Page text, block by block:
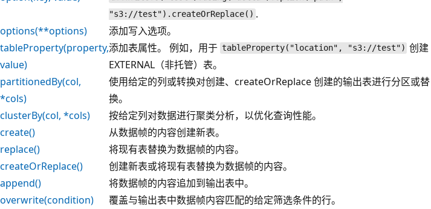
"s3://test").createOrReplace() .
options(**options)
添加写入选项。
tableProperty(property,
value)
添加表属性。 例如，用于 tableProperty("location", "s3://test") 创建
EXTERNAL（非托管）表。
partitionedBy(col,
*cols)
使用给定的列或转换对创建、createOrReplace 创建的输出表进行分区或替
换。
clusterBy(col, *cols)
按给定列对数据进行聚类分析，以优化查询性能。
create()
从数据帧的内容创建新表。
replace()
将现有表替换为数据帧的内容。
createOrReplace()
创建新表或将现有表替换为数据帧的内容。
append()
将数据帧的内容追加到输出表中。
overwrite(condition)
覆盖与输出表中数据帧内容匹配的给定筛选条件的行。